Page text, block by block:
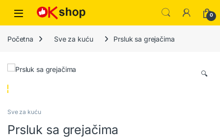
0
Početna Sve za kuću Prsluk sa grejačima
🔍
Sve za kuću
Prsluk sa grejačima